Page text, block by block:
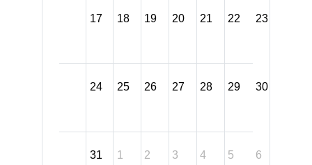
17 18 19 20 21 22 23
24 25 26 27 28 29 30
31 1 2 3 4 5 6